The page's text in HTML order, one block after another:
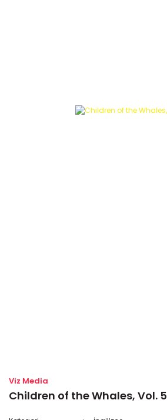
Viz Media
Children of the Whales, Vol. 5